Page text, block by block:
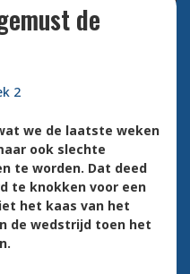
de
2
we de laatste weken
ook slechte
te worden. Dat deed
te knokken voor een
het kaas van het
de wedstrijd toen het